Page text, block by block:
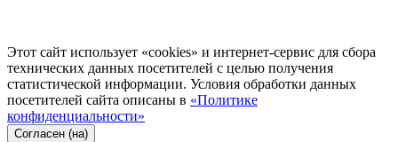
Этот сайт использует «cookies» и интернет-сервис для сбора
технических данных посетителей с целью получения
статистической информации. Условия обработки данных
посетителей сайта описаны в «Политике
конфиденциальности»
Согласен (на)